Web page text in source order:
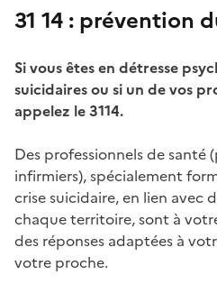
31 14 : prévention
Si vous êtes en détresse
suicidaires ou si un de vos
appelez le 3114.
Des professionnels de santé
infirmiers), spécialement
crise suicidaire, en lien avec
chaque territoire, sont à
des réponses adaptées à
votre proche.